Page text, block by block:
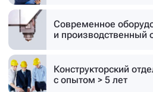
Современное
и производственный
Конструкторский
с опытом > 5 лет